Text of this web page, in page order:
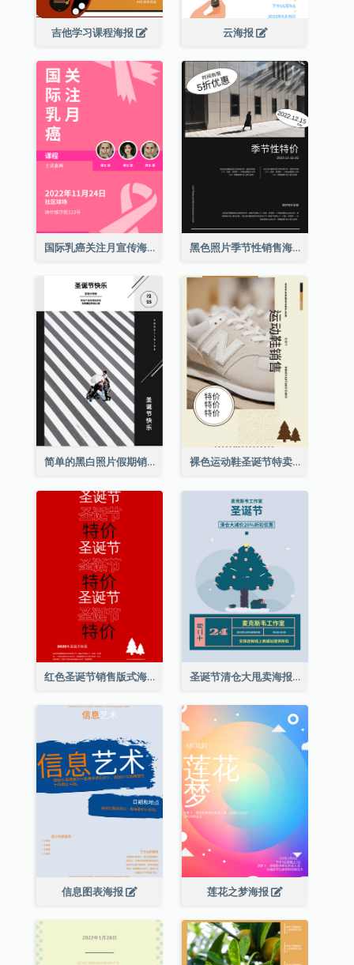
吉他学习课程海报 云海报
国际乳癌关注月宣传海报 黑色照片季节性销售海报
简单的黑白照片假期销售海报 裸色运动鞋圣诞节特卖海报
红色圣诞节销售版式海报 圣诞节清仓大甩卖海报
信息图表海报 莲花之梦海报